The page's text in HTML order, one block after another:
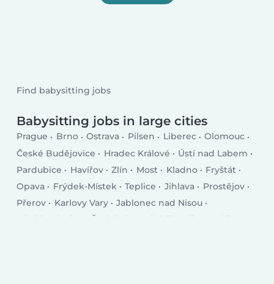
Find babysitting jobs
Babysitting jobs in large cities
Prague Brno Ostrava Pilsen Liberec
Olomouc
České Budějovice
Hradec Králové
Ústí nad Labem
Pardubice
Havířov Zlín Most Kladno
Fryštát
Opava
Frýdek-Místek Teplice Jihlava
Prostějov
Přerov
Karlovy Vary
Jablonec nad Nisou
Mladá Boleslav
Česká Lípa Třebíč Tábor
Příbram